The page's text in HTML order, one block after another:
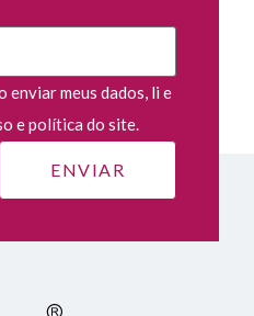
enviar meus dados, li e
e política do site.